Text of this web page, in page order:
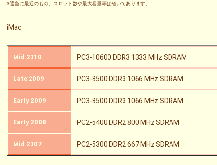
※適当に最近のもの。スロット数や最大容量等は省いてあります。
iMac
Mid 2010 PC3-10600 DDR3 1333 MHz SDRAM
Late 2009 PC3-8500 DDR3 1066 MHz SDRAM
Early 2009 PC3-8500 DDR3 1066 MHz SDRAM
Early 2008 PC2-6400 DDR2 800 MHz SDRAM
Mid 2007 PC2-5300 DDR2 667 MHz SDRAM